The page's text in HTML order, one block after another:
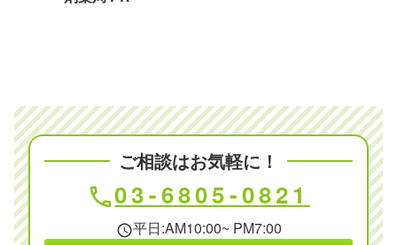
ご相談はお気軽に！
phone03-6805-0821
schedule平日:AM10:00~ PM7:00